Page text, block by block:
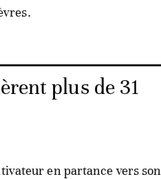
plus de 31
en partance vers son